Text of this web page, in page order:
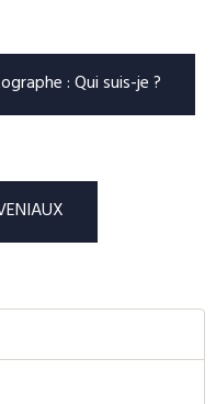
: Qui suis-je ?